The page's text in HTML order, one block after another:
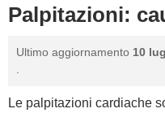
STILE
BIOGRAFIE
Palpitazioni:
Ultimo aggiornamento 10
Le palpitazioni cardiache